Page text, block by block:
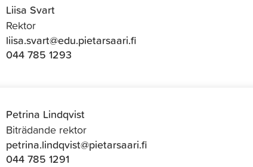
Liisa Svart
Rektor
liisa.svart@edu.pietarsaari.fi
044 785 1293
Petrina Lindqvist
Biträdande rektor
petrina.lindqvist@pietarsaari.fi
044 785 1291